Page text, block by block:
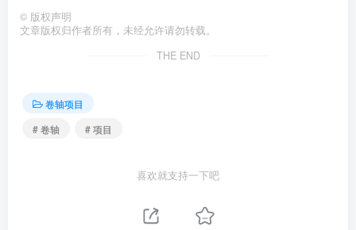
© 版权声明
文章版权归作者所有，未经允许请勿转载。
THE END
卷轴项目
# 卷轴
# 项目
喜欢就支持一下吧